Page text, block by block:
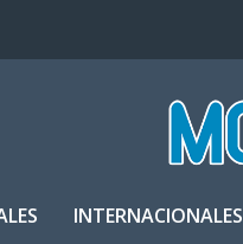
INTERNACIONALES